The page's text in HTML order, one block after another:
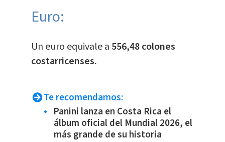
Euro:
​Un euro equivale a 556,48 colones
costarricenses.
Te recomendamos:
Panini lanza en Costa Rica el
álbum oficial del Mundial 2026, el
más grande de su historia